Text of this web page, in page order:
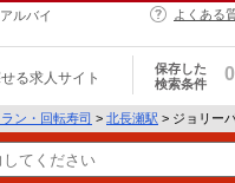
ルバイ
よくある
る求人サイト
保存した
検索条件
0
ン・回転寿司 > 北長瀬駅 > ジョリー